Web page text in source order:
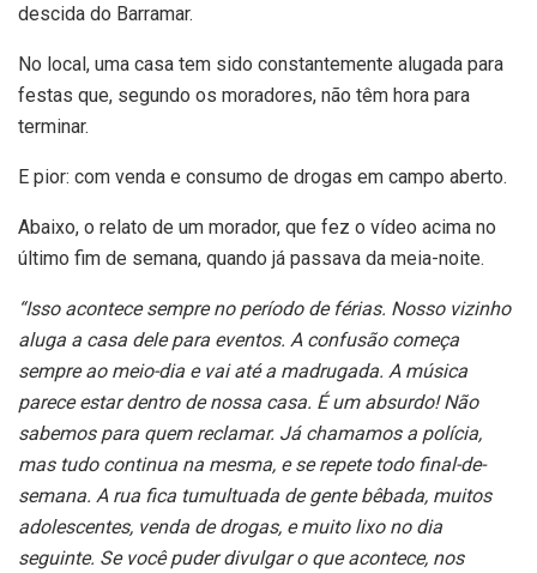
descida do Barramar.
No local, uma casa tem sido constantemente alugada para
festas que, segundo os moradores, não têm hora para
terminar.
E pior: com venda e consumo de drogas em campo aberto.
Abaixo, o relato de um morador, que fez o vídeo acima no
último fim de semana, quando já passava da meia-noite.
“Isso acontece sempre no período de férias. Nosso vizinho
aluga a casa dele para eventos. A confusão começa
sempre ao meio-dia e vai até a madrugada. A música
parece estar dentro de nossa casa. É um absurdo! Não
sabemos para quem reclamar. Já chamamos a polícia,
mas tudo continua na mesma, e se repete todo final-de-
semana. A rua fica tumultuada de gente bêbada, muitos
adolescentes, venda de drogas, e muito lixo no dia
seguinte. Se você puder divulgar o que acontece, nos